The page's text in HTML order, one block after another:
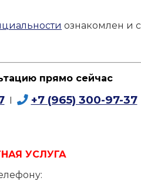
ознакомлен и
прямо сейчас
I +7 (965) 300-97-37
УСЛУГА